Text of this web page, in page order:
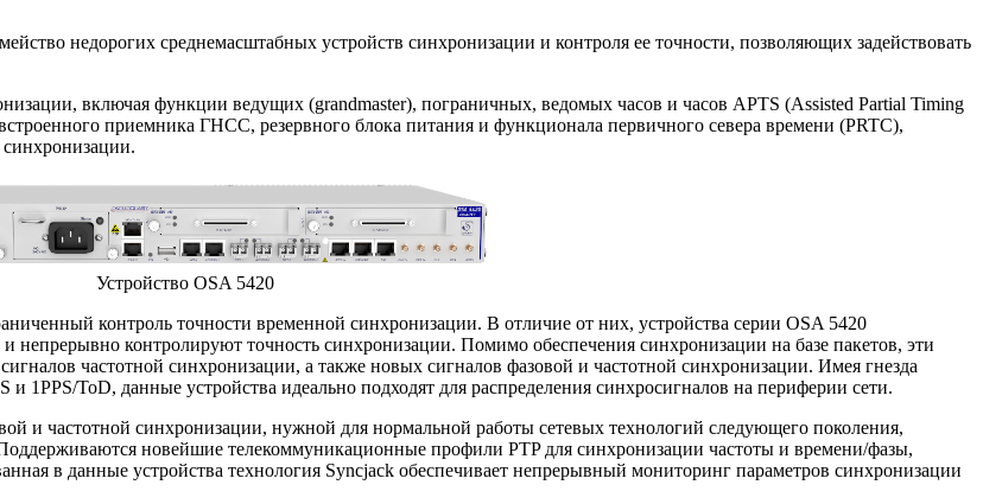
недорогих среднемасштабных устройств синхронизации и контроля ее точности, позволяющих задействовать
включая функции ведущих (grandmaster), пограничных, ведомых часов и часов APTS (Assisted Partial Timing
приемника ГНСС, резервного блока питания и функционала первичного севера времени (PRTC),
синхронизации.
Устройство OSA 5420
контроль точности временной синхронизации. В отличие от них, устройства серии OSA 5420
контролируют точность синхронизации. Помимо обеспечения синхронизации на базе пакетов, эти
частотной синхронизации, а также новых сигналов фазовой и частотной синхронизации. Имея гнезда
1PPS/ToD, данные устройства идеально подходят для распределения синхросигналов на периферии сети.
и частотной синхронизации, нужной для нормальной работы сетевых технологий следующего поколения,
новейшие телекоммуникационные профили PTP для синхронизации частоты и времени/фазы,
в данные устройства технология Syncjack обеспечивает непрерывный мониторинг параметров синхронизации